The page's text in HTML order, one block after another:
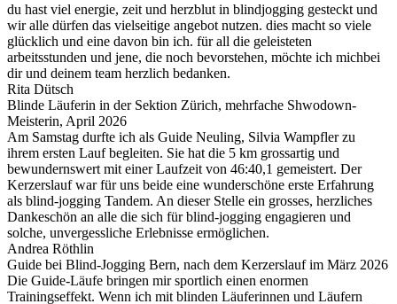
du hast viel energie, zeit und herzblut in blindjogging gesteckt und
wir alle dürfen das vielseitige angebot nutzen. dies macht so viele
glücklich und eine davon bin ich. für all die geleisteten
arbeitsstunden und jene, die noch bevorstehen, möchte ich michbei
dir und deinem team herzlich bedanken.
Rita Dütsch
Blinde Läuferin in der Sektion Zürich, mehrfache Shwodown-
Meisterin, April 2026
Am Samstag durfte ich als Guide Neuling, Silvia Wampfler zu
ihrem ersten Lauf begleiten. Sie hat die 5 km grossartig und
bewundernswert mit einer Laufzeit von 46:40,1 gemeistert. Der
Kerzerslauf war für uns beide eine wunderschöne erste Erfahrung
als blind-jogging Tandem. An dieser Stelle ein grosses, herzliches
Dankeschön an alle die sich für blind-jogging engagieren und
solche, unvergessliche Erlebnisse ermöglichen.
Andrea Röthlin
Guide bei Blind-Jogging Bern, nach dem Kerzerslauf im März 2026
Die Guide-Läufe bringen mir sportlich einen enormen
Trainingseffekt. Wenn ich mit blinden Läuferinnen und Läufern